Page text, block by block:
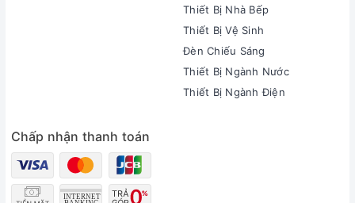
Thiết Bị Nhà Bếp
Thiết Bị Vệ Sinh
Đèn Chiếu Sáng
Thiết Bị Ngành Nước
Thiết Bị Ngành Điện
Chấp nhận thanh toán